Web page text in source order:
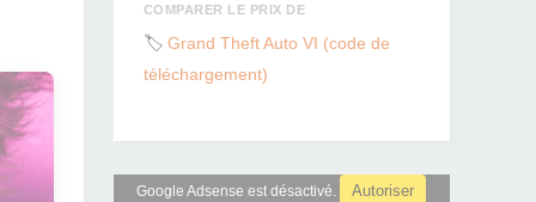
COMPARER LE PRIX DE
🏷️ Grand Theft Auto VI (code de
téléchargement)
Google Adsense est désactivé. Autoriser